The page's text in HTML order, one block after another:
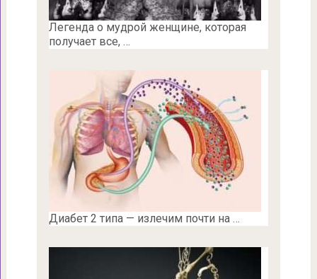
Легенда о мудрой женщине, которая
получает все, …
Диабет 2 типа — излечим почти на …